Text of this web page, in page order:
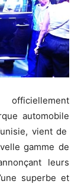
officiellement
automobile
vient de
gamme de
leurs
superbe et